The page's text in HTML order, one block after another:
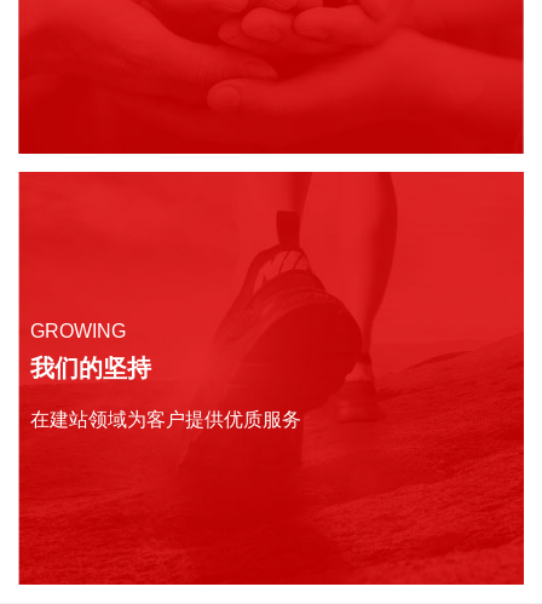
GROWING
我们的坚持
在建站领域为客户提供优质服务